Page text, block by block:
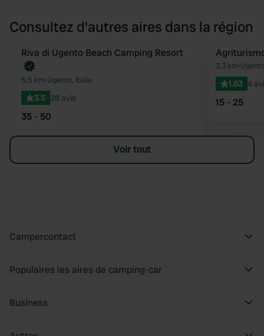
Consultez d'autres aires dans la région
Préféré
Reserve maintenant
Riva di Ugento Beach Camping Resort
5,5 km•Ugento, Italie
3.5 28 avis
35 - 50
3,3 km•
1.63 4
15 - 25
Voir tout
Campercontact
Populaires les aires de camping-car
Business